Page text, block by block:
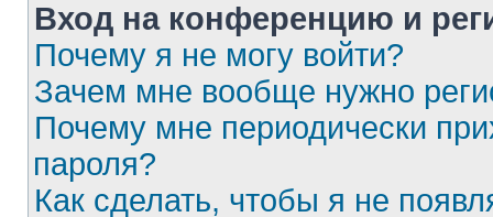
Вход на конференцию и
Почему я не могу войти?
Зачем мне вообще нужно
Почему мне периодически
пароля?
Как сделать, чтобы я не